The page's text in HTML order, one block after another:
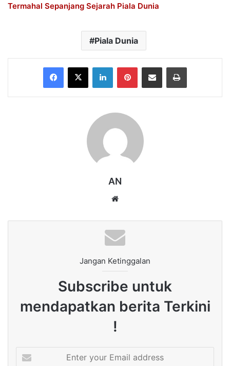
Termahal Sepanjang Sejarah Piala Dunia
Piala Dunia
Facebook
X LinkedInPinterestShare via Email Print
AN
Jangan Ketinggalan
Subscribe untuk
mendapatkan berita Terkini
!
your